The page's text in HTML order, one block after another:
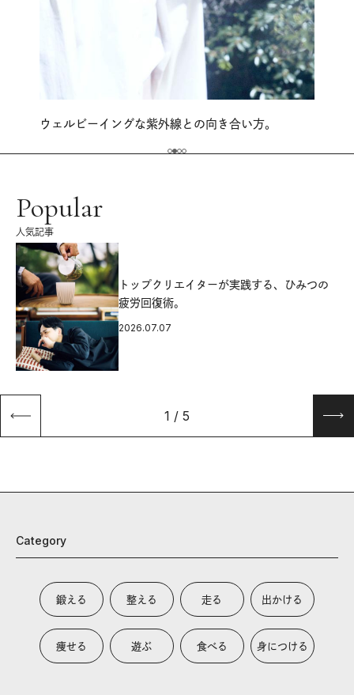
ウェルビーイングな紫外線との向き合い方。
Popular
人気記事
トップクリエイターが実践する、ひみつの
疲労回復術。
2026.07.07
1 / 5
Category
鍛える 整える 走る 出かける
痩せる 遊ぶ 食べる 身につける